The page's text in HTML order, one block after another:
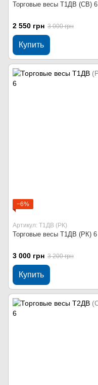
Торговые весы Т1ДВ (СВ) 6
2 550 грн 3 000 грн
Купить
−6%
Артикул: Т1ДВ (РК)
Торговые весы Т1ДВ (РК) 6
3 000 грн 3 200 грн
Купить